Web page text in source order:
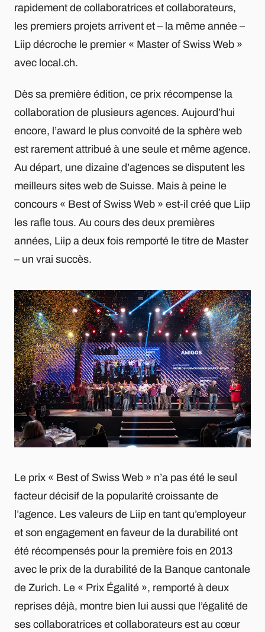
rapidement de collaboratrices et collaborateurs,
les premiers projets arrivent et – la même année –
Liip décroche le premier « Master of Swiss Web »
avec local.ch.
Dès sa première édition, ce prix récompense la
collaboration de plusieurs agences. Aujourd’hui
encore, l’award le plus convoité de la sphère web
est rarement attribué à une seule et même agence.
Au départ, une dizaine d’agences se disputent les
meilleurs sites web de Suisse. Mais à peine le
concours « Best of Swiss Web » est-il créé que Liip
les rafle tous. Au cours des deux premières
années, Liip a deux fois remporté le titre de Master
– un vrai succès.
Le prix « Best of Swiss Web » n’a pas été le seul
facteur décisif de la popularité croissante de
l’agence. Les valeurs de Liip en tant qu’employeur
et son engagement en faveur de la durabilité ont
été récompensés pour la première fois en 2013
avec le prix de la durabilité de la Banque cantonale
de Zurich. Le « Prix Égalité », remporté à deux
reprises déjà, montre bien lui aussi que l’égalité de
ses collaboratrices et collaborateurs est au cœur